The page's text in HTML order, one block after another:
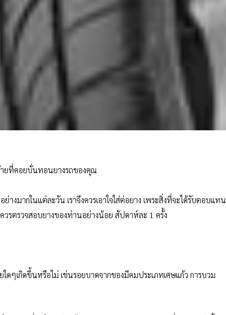
ยที่คอยบั่นทอนยางรถของคุณ
มากในแต่ละวัน เราจึงควรเอาใจใส่ต่อยาง เพระสิ่งที่จะได้รับตอบแทน
รตรวจสอบยางของท่านอย่างน้อย สัปดาห์ละ 1 ครั้ง
ดๆเกิดขึ้นหรือไม่ เช่นรอยบาดจากของมีคมประเภทเศษแก้ว การบวม